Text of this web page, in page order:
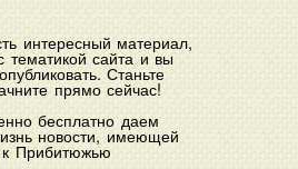
интересный материал,
тематикой сайта и вы
Станьте
прямо сейчас!
бесплатно даем
новости, имеющей
Прибитюжью